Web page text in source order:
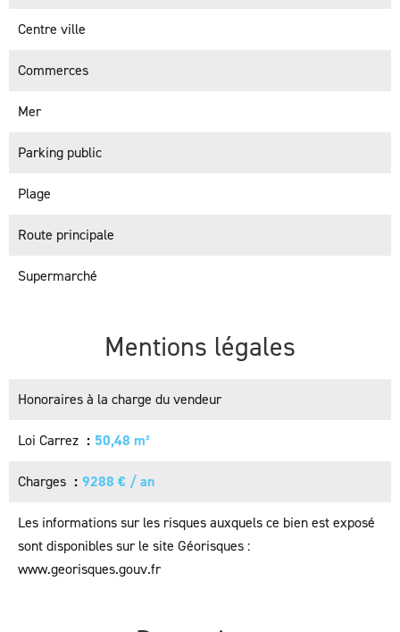
Centre ville
Commerces
Mer
Parking public
Plage
Route principale
Supermarché
Mentions légales
Honoraires à la charge du vendeur
Loi Carrez 50,48 m²
Charges 9288 € / an
Les informations sur les risques auxquels ce bien est exposé
sont disponibles sur le site Géorisques :
www.georisques.gouv.fr